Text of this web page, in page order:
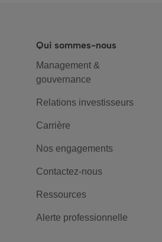
Qui sommes-nous
Management &
gouvernance
Relations investisseurs
Carrière
Nos engagements
Contactez-nous
Ressources
Alerte professionnelle